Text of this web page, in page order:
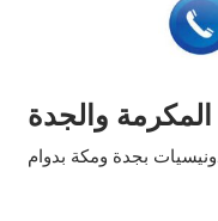
والجدة
بجدة ومكة بدوام